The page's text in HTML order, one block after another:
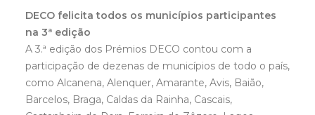
DECO felicita todos os municípios participantes
na 3ª edição
A 3.ª edição dos Prémios DECO contou com a
participação de dezenas de municípios de todo o país,
como Alcanena, Alenquer, Amarante, Avis, Baião,
Barcelos, Braga, Caldas da Rainha, Cascais,